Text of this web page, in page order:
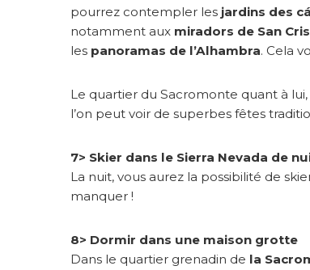
pourrez contempler les jardins des
notamment aux miradors de San
les panoramas de l’Alhambra. Cela
Le quartier du Sacromonte quant à
l’on peut voir de superbes fêtes
7> Skier dans le Sierra Nevada de
La nuit, vous aurez la possibilité de
manquer !
8> Dormir dans une maison grotte
Dans le quartier grenadin de la